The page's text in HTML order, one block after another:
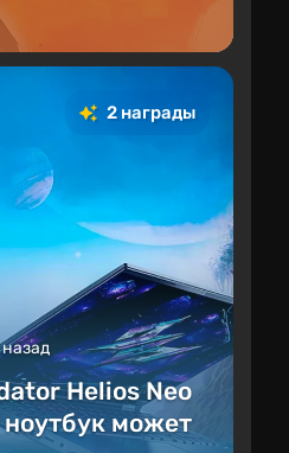
2 награды
Helios Neo
ноутбук может